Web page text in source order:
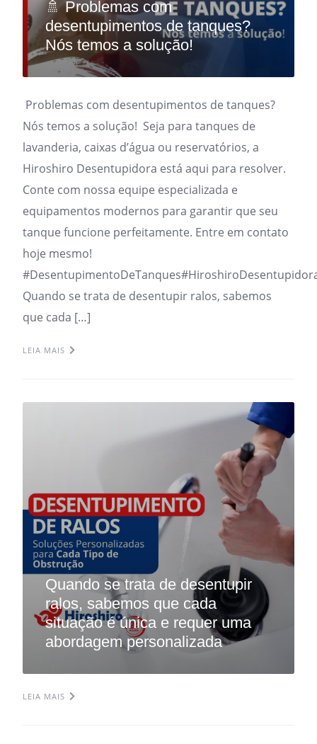
🚿 Problemas com
desentupimentos de tanques?
Nós temos a solução!
Problemas com desentupimentos de tanques?
Nós temos a solução! Seja para tanques de
lavanderia, caixas d’água ou reservatórios, a
Hiroshiro Desentupidora está aqui para resolver.
Conte com nossa equipe especializada e
equipamentos modernos para garantir que seu
tanque funcione perfeitamente. Entre em contato
hoje mesmo!
Quando se trata de desentupir ralos, sabemos
que cada […]
LEIA MAIS
Quando se trata de desentupir
ralos, sabemos que cada
situação é única e requer uma
abordagem personalizada
LEIA MAIS